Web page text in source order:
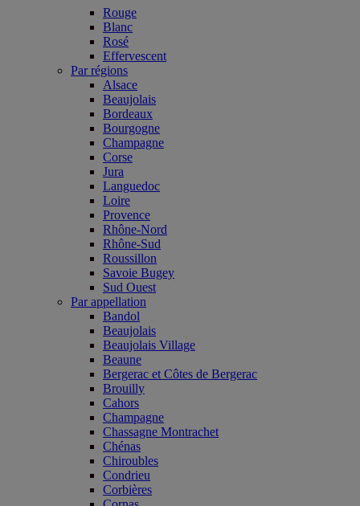
Rouge
Blanc
Rosé
Effervescent
Par régions
Alsace
Beaujolais
Bordeaux
Bourgogne
Champagne
Corse
Jura
Languedoc
Loire
Provence
Rhône-Nord
Rhône-Sud
Roussillon
Savoie Bugey
Sud Ouest
Par appellation
Bandol
Beaujolais
Beaujolais Village
Beaune
Bergerac et Côtes de Bergerac
Brouilly
Cahors
Champagne
Chassagne Montrachet
Chénas
Chiroubles
Condrieu
Corbières